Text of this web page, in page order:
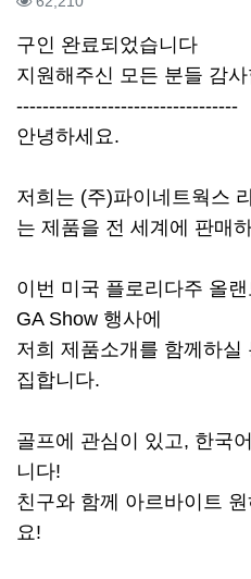
본문
구인 완료되었습니다
지원해주신 모든 분들 감
----------------------------------
안녕하세요.
저희는 (주)파이네트웍스
는 제품을 전 세계에 판매
이번 미국 플로리다주 올
GA Show 행사에
저희 제품소개를 함께하
집합니다.
골프에 관심이 있고, 한국
니다!
친구와 함께 아르바이트
요!